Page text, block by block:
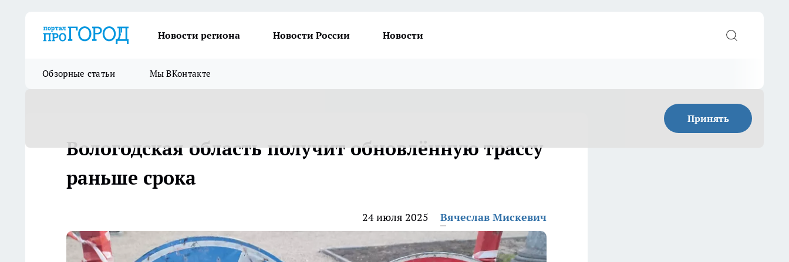
Новости региона Новости России Новости
Обзорные статьи Мы ВКонтакте
Принять
Вологодская область получит обновлённую трассу
раньше срока
24 июля 2025 Вячеслав Мискевич